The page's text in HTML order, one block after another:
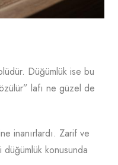
Düğümlük ise bu
lafı ne güzel de
inanırlardı. Zarif ve
konusunda